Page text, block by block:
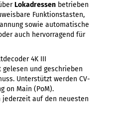
Lokadressen betrieben
Funktionstasten,
sowie automatische
auch hervorragend für
4K III
gelesen und geschrieben
Unterstützt werden CV-
on Main (PoM).
auf den neuesten